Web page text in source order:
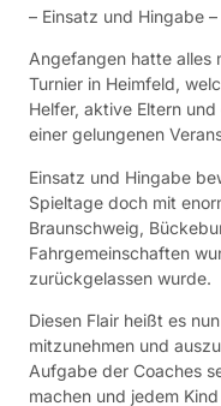
– Einsatz und Hingabe –
Angefangen hatte alles
Turnier in Heimfeld,
Helfer, aktive Eltern
einer gelungenen
Einsatz und Hingabe
Spieltage doch mit
Braunschweig,
Fahrgemeinschaften
zurückgelassen wurde.
Diesen Flair heißt es
mitzunehmen und
Aufgabe der Coaches
machen und jedem